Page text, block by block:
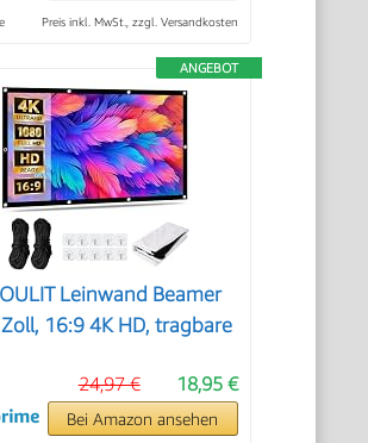
Preis inkl. MwSt., zzgl. Versandkosten
ANGEBOT
Leinwand Beamer
16:9 4K HD, tragbare
18,95 €
24,97 €
Bei Amazon ansehen